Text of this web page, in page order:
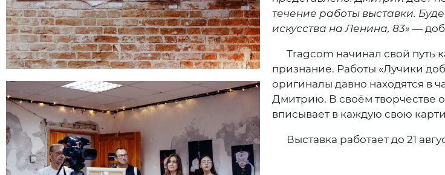
течение работы выставки.
искусства на Ленина, 83»—
Tragcom начинал свой путь
признание. Работы «Лучики
оригиналы давно находятся в
Дмитрию. В своём творчестве
вписывает в каждую свою
Выставка работает до 21